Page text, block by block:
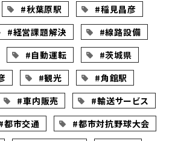
#秋葉原駅
#稲見昌彦
#経営課題解決
#線路設備
#自動運転
#茨城県
#観光
#角館駅
#車内販売
#輸送サービス
都市交通
#都市対抗野球大会